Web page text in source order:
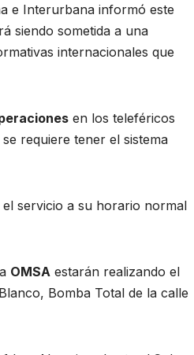
e Interurbana informó este
siendo sometida a una
internacionales que
en los teleféricos
requiere tener el sistema
servicio a su horario normal
OMSA estarán realizando el
Bomba Total de la calle